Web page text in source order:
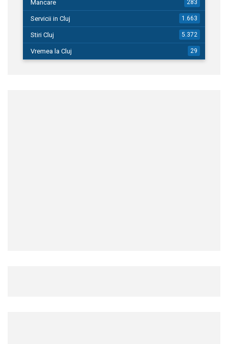
Mancare 283
Servicii in Cluj 1.663
Stiri Cluj 5.372
Vremea la Cluj 29